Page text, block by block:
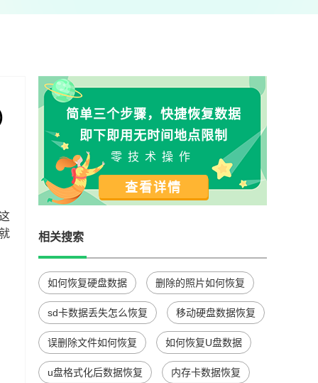
简单三个步骤，快捷恢复数据
即下即用无时间地点限制
零技术操作
查看详情
相关搜索
如何恢复硬盘数据 删除的照片如何恢复
sd卡数据丢失怎么恢复 移动硬盘数据恢复
误删除文件如何恢复 如何恢复U盘数据
u盘格式化后数据恢复 内存卡数据恢复